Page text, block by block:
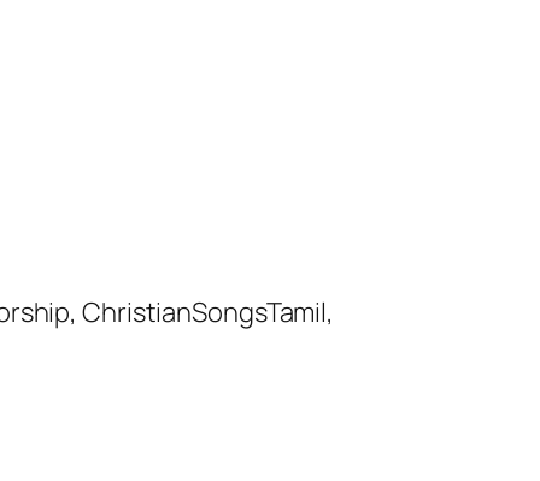
ChristianSongsTamil,